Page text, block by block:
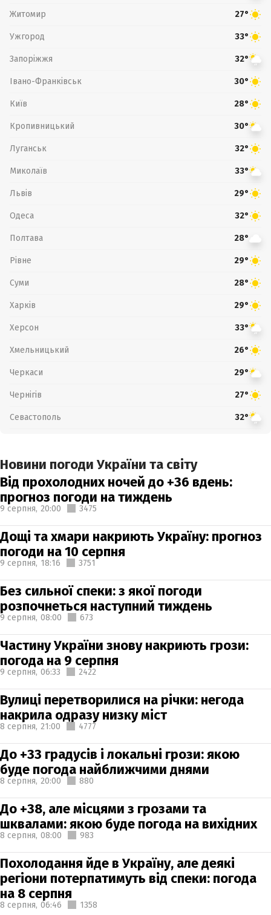
Житомир 27°
Ужгород 33°
Запоріжжя 32°
Івано-Франківськ 30°
Київ 28°
Кропивницький 30°
Луганськ 32°
Миколаїв 33°
Львів 29°
Одеса 32°
Полтава 28°
Рівне 29°
Суми 28°
Харків 29°
Херсон 33°
Хмельницький 26°
Черкаси 29°
Чернігів 27°
Севастополь 32°
Новини погоди України та світу
Від прохолодних ночей до +36 вдень:
прогноз погоди на тиждень
9 серпня, 20:00 3475
Дощі та хмари накриють Україну: прогноз
погоди на 10 серпня
9 серпня, 18:16 3751
Без сильної спеки: з якої погоди
розпочнеться наступний тиждень
9 серпня, 08:00 673
Частину України знову накриють грози:
погода на 9 серпня
9 серпня, 06:33 2422
Вулиці перетворилися на річки: негода
накрила одразу низку міст
8 серпня, 21:00 4777
До +33 градусів і локальні грози: якою
буде погода найближчими днями
8 серпня, 20:00 880
До +38, але місцями з грозами та
шквалами: якою буде погода на вихідних
8 серпня, 08:00 983
Похолодання йде в Україну, але деякі
регіони потерпатимуть від спеки: погода
на 8 серпня
8 серпня, 06:46 1358